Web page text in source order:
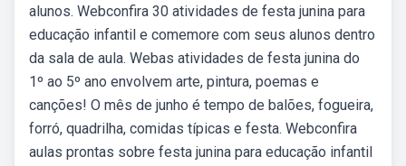
alunos. Webconfira 30 atividades de festa junina para
educação infantil e comemore com seus alunos dentro
da sala de aula. Webas atividades de festa junina do
1º ao 5º ano envolvem arte, pintura, poemas e
canções! O mês de junho é tempo de balões, fogueira,
forró, quadrilha, comidas típicas e festa. Webconfira
aulas prontas sobre festa junina para educação infantil